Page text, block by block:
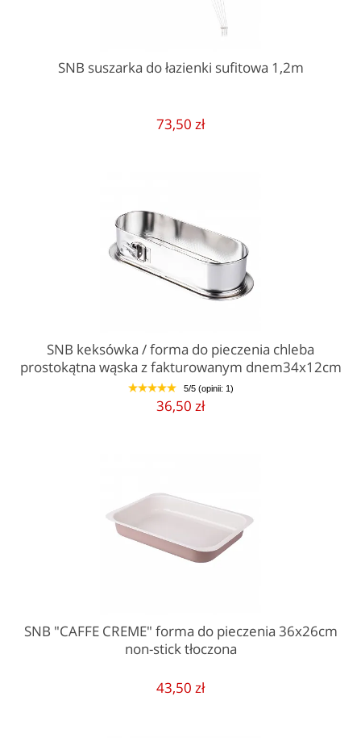
SNB suszarka do łazienki sufitowa 1,2m
73,50 zł
SNB keksówka / forma do pieczenia chleba
prostokątna wąska z fakturowanym dnem34x12cm
1 2 3 4 5 5/5 (opinii: 1)
36,50 zł
SNB "CAFFE CREME" forma do pieczenia 36x26cm
non-stick tłoczona
43,50 zł